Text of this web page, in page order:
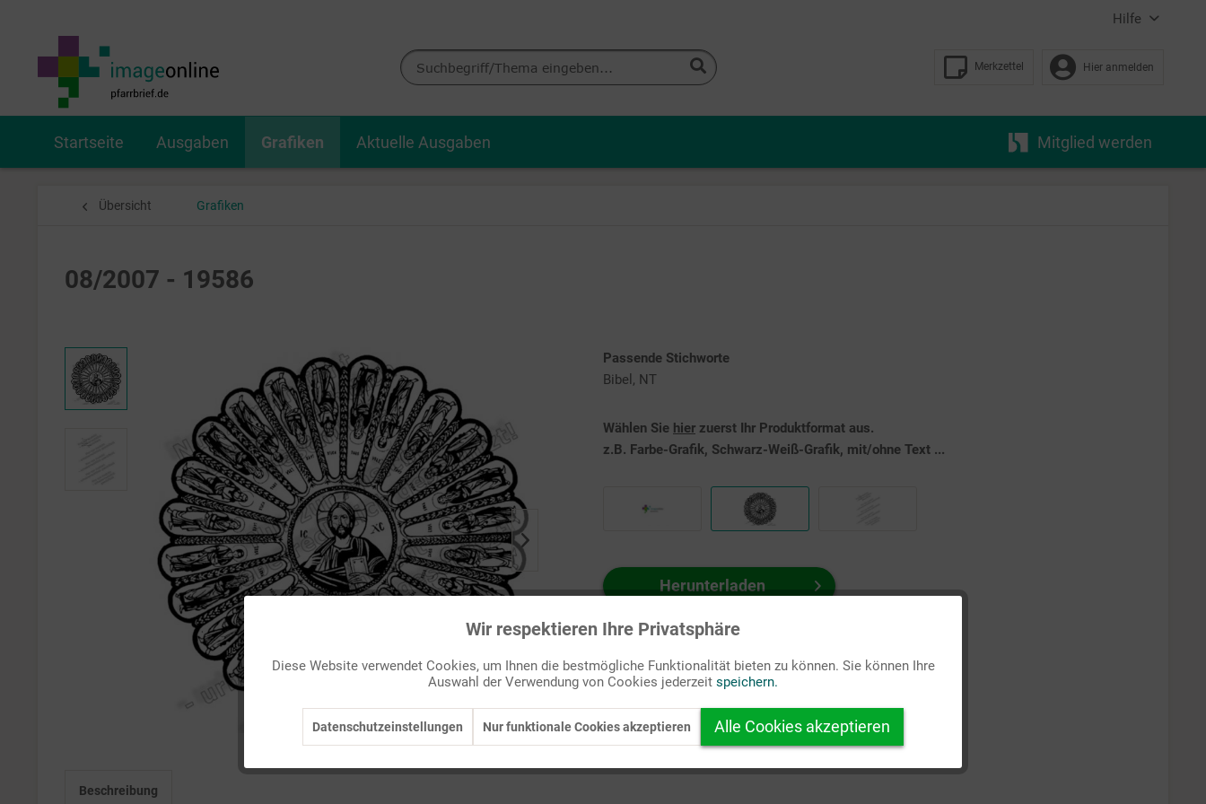
Hilfe
Merkzettel Hier anmelden
Startseite Ausgaben Grafiken Aktuelle Ausgaben Mitglied werden
Übersicht Grafiken
08/2007 - 19586
Passende Stichworte
Bibel, NT
Wählen Sie hier zuerst Ihr Produktformat aus.
z.B. Farbe-Grafik, Schwarz-Weiß-Grafik, mit/ohne Text ...
Herunterladen
Auf Ihren Merkzettel setzen
Beschreibung
Inaktiv
Wir respektieren Ihre Privatsphäre
Diese Website verwendet Cookies, um Ihnen die bestmögliche Funktionalität bieten zu können. Sie können Ihre
Auswahl der Verwendung von Cookies jederzeit speichern.
Datenschutzeinstellungen Nur funktionale Cookies akzeptieren Alle Cookies akzeptieren